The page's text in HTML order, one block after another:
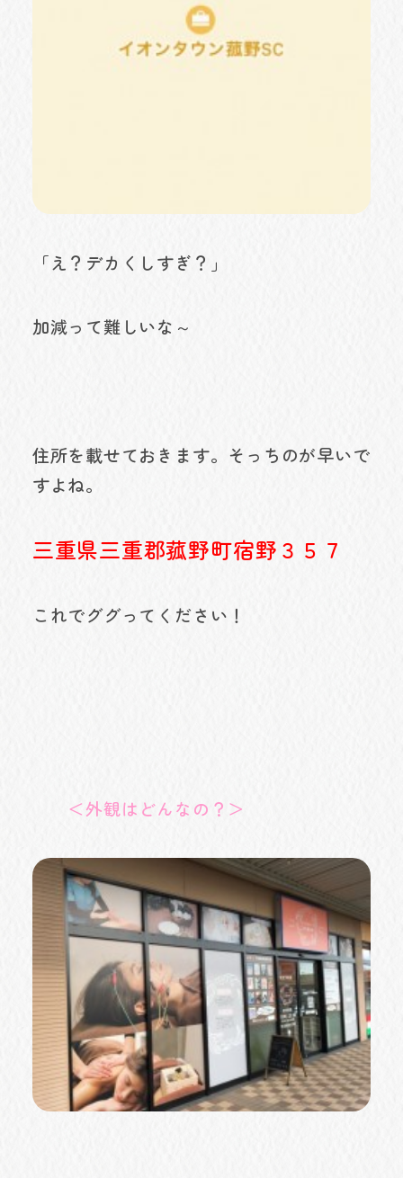
「え？デカくしすぎ？」
加減って難しいな～
住所を載せておきます。そっちのが早いで
すよね。
三重県三重郡菰野町宿野３５７
これでググってください！
＜外観はどんなの？＞